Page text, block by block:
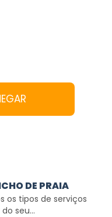
DE PRAIA
os tipos de serviços
seu...